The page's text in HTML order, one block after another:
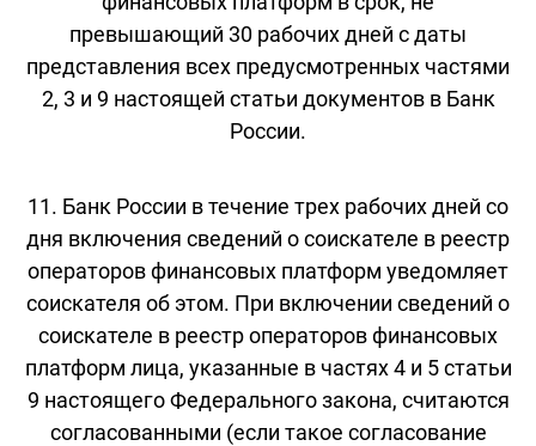
превышающий 30 рабочих дней с даты
представления всех предусмотренных частями
2, 3 и 9 настоящей статьи документов в Банк
России.
11. Банк России в течение трех рабочих дней со
дня включения сведений о соискателе в реестр
операторов финансовых платформ уведомляет
соискателя об этом. При включении сведений о
соискателе в реестр операторов финансовых
платформ лица, указанные в частях 4 и 5 статьи
9 настоящего Федерального закона, считаются
согласованными (если такое согласование